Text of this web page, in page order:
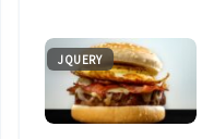
JQUERY